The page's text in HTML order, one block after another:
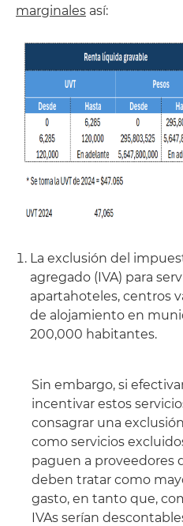
marginales así:
La exclusión del
agregado (IVA) para
apartahoteles, centros
de alojamiento en
200,000 habitantes.
Sin embargo, si
incentivar estos
consagrar una
como servicios
paguen a proveedores
deben tratar como
gasto, en tanto que,
IVAs serían